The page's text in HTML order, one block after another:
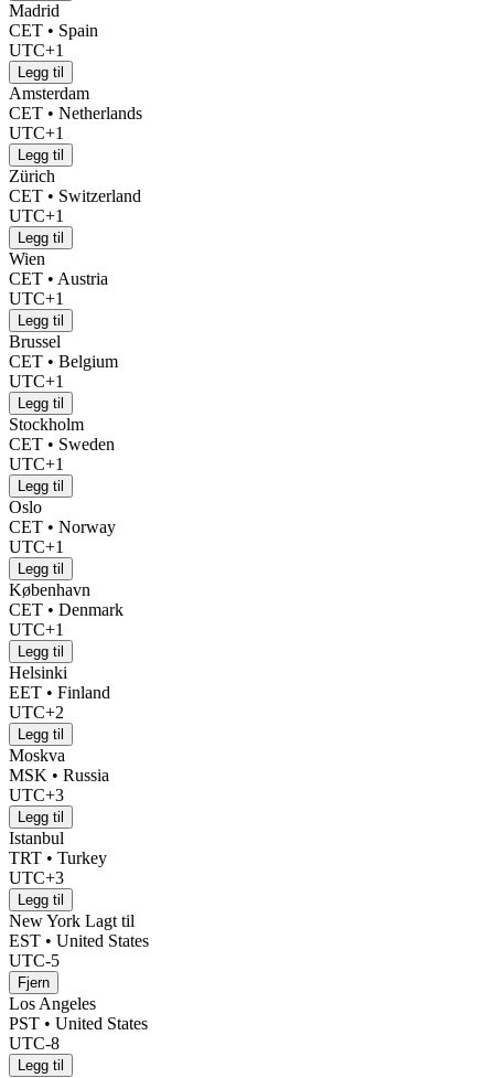
Madrid
CET • Spain
UTC+1
Legg til
Amsterdam
CET • Netherlands
UTC+1
Legg til
Zürich
CET • Switzerland
UTC+1
Legg til
Wien
CET • Austria
UTC+1
Legg til
Brussel
CET • Belgium
UTC+1
Legg til
Stockholm
CET • Sweden
UTC+1
Legg til
Oslo
CET • Norway
UTC+1
Legg til
København
CET • Denmark
UTC+1
Legg til
Helsinki
EET • Finland
UTC+2
Legg til
Moskva
MSK • Russia
UTC+3
Legg til
Istanbul
TRT • Turkey
UTC+3
Legg til
New York Lagt til
EST • United States
UTC-5
Fjern
Los Angeles
PST • United States
UTC-8
Legg til